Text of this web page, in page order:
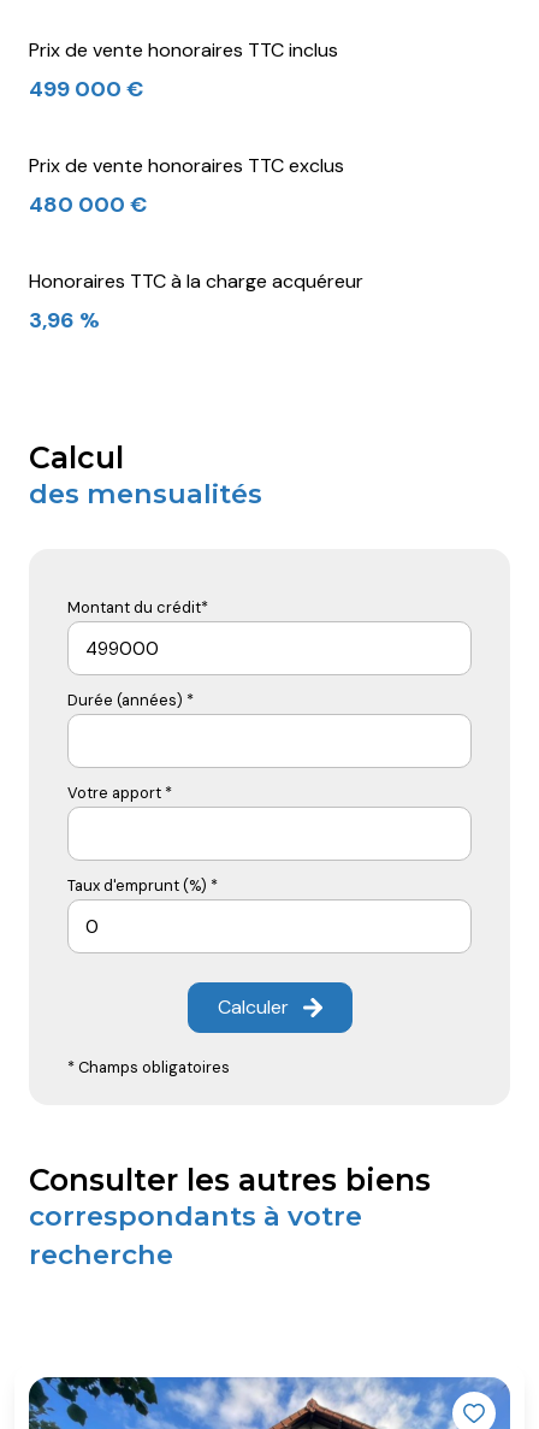
Prix de vente honoraires TTC inclus
499 000 €
Prix de vente honoraires TTC exclus
480 000 €
Honoraires TTC à la charge acquéreur
3,96 %
calcul
des mensualités
Montant du crédit*
Durée (années) *
Votre apport *
Taux d'emprunt (%) *
Calculer
* Champs obligatoires
consulter les autres biens
correspondants à votre
recherche